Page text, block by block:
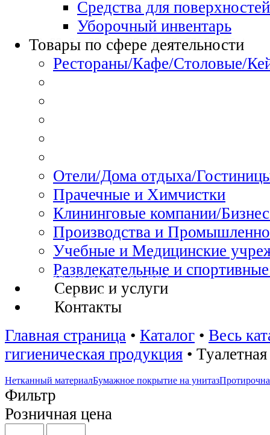
Средства для поверхностей
Уборочный инвентарь
Товары по сфере деятельности
Рестораны/Кафе/Столовые/
Отели/Дома отдыха/
Прачечные и Химчистки
Клининговые компании/
Производства и
Учебные и Медицинские
Развлекательные и
Сервис и услуги
Контакты
Главная страница • Каталог • Весь
гигиеническая продукция •
Нетканный материалБумажное покрытие на унитаз
Фильтр
Розничная цена